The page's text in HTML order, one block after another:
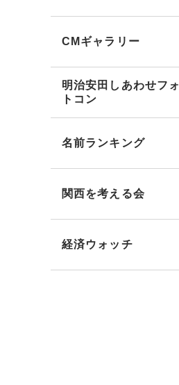
CMギャラリー
明治安田しあわせフォ
トコン
名前ランキング
関西を考える会
経済ウォッチ